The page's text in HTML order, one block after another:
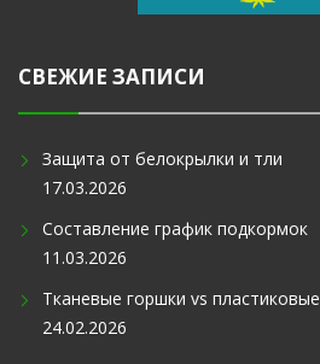
СВЕЖИЕ ЗАПИСИ
Защита от белокрылки и тли
17.03.2026
Составление график подкормок
11.03.2026
Тканевые горшки vs пластиковые
24.02.2026